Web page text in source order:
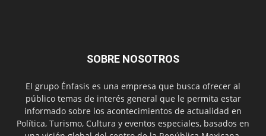
SOBRE NOSOTROS
El grupo Énfasis es una empresa que busca ofrecer al
público temas de interés general que le permita estar
informado sobre los acontecimientos de actualidad en
Política, Turismo, Cultura y eventos especiales, basados en